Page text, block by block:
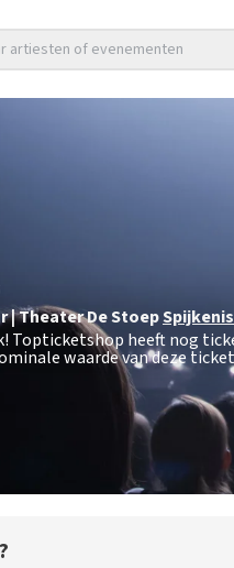
artiesten of evenementen
|Theater De Stoep
Topticketshop heeft nog
waarde van deze